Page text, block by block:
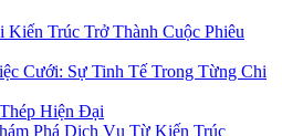
Trúc Trở Thành Cuộc Phiêu
Cưới: Sự Tinh Tế Trong Từng Chi
Hiện Đại
Phá Dịch Vụ Từ Kiến Trúc